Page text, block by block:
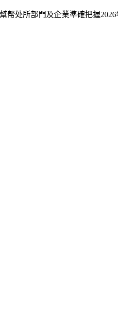
处所部門及企業準確把握2026